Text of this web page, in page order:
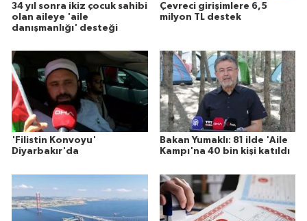
34 yıl sonra ikiz çocuk sahibi
olan aileye 'aile
danışmanlığı' desteği
Çevreci girişimlere 6,5
milyon TL destek
'Filistin Konvoyu'
Diyarbakır'da
Bakan Yumaklı: 81 ilde 'Aile
Kampı'na 40 bin kişi katıldı